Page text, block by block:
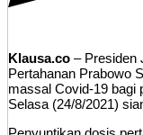
Klausa.co – Presiden
Pertahanan Prabowo
massal Covid-19 bagi
Selasa (24/8/2021)